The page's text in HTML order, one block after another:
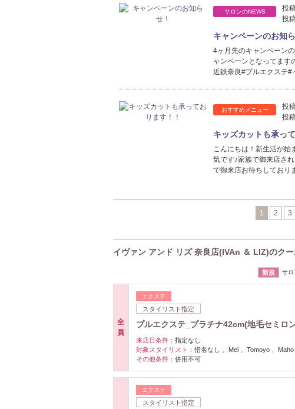
サロンのNEWS 投
投
キャンペーンのお知ら
4ヶ月先のキャンペーン
ャンペーンとなってます
近鉄奈良#プルエクステ
おすすめメニュー 投
投
キッズカットも承っ
こんにちは！新生活が始
気です♪家族で御来店さ
で御来店お待ちしており
1 2 3
イヴァン アンド リズ 奈良店(IVAn ＆ LIZ)のク
新規 サロ
全
員
エクステ
スタイリスト指定
プルエクステ_プラチナ42cm(地毛セミ
来店日条件： 指定なし
対象スタイリスト： 指名なし 、Mei 、Tomoyo 、
その他条件： 併用不可
エクステ
スタイリスト指定